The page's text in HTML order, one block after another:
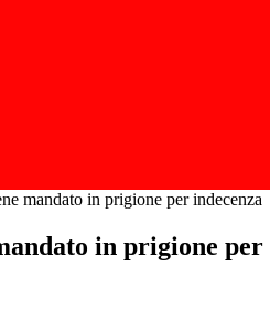
mandato in prigione per indecenza
in prigione per